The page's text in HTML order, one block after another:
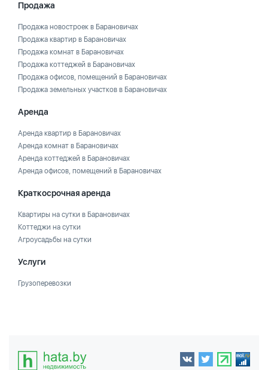
Продажа
Продажа новостроек в Барановичах
Продажа квартир в Барановичах
Продажа комнат в Барановичах
Продажа коттеджей в Барановичах
Продажа офисов, помещений в Барановичах
Продажа земельных участков в Барановичах
Аренда
Аренда квартир в Барановичах
Аренда комнат в Барановичах
Аренда коттеджей в Барановичах
Аренда офисов, помещений в Барановичах
Краткосрочная аренда
Квартиры на сутки в Барановичах
Коттеджи на сутки
Агроусадьбы на сутки
Услуги
Грузоперевозки